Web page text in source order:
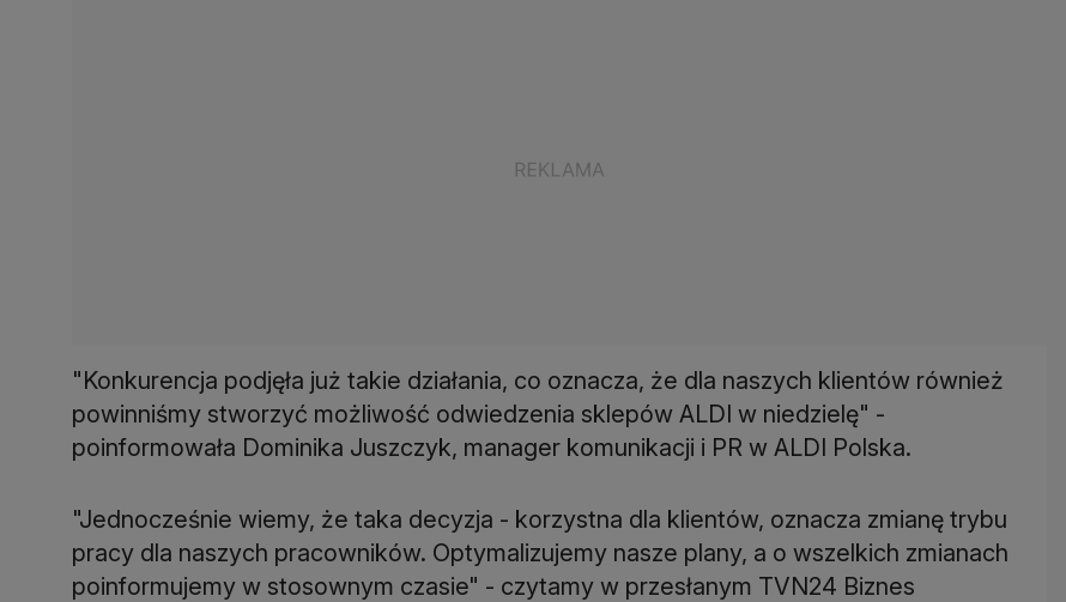
"Konkurencja podjęła już takie działania, co oznacza, że dla naszych klientów również
powinniśmy stworzyć możliwość odwiedzenia sklepów ALDI w niedzielę" -
poinformowała Dominika Juszczyk, manager komunikacji i PR w ALDI Polska.
"Jednocześnie wiemy, że taka decyzja - korzystna dla klientów, oznacza zmianę trybu
pracy dla naszych pracowników. Optymalizujemy nasze plany, a o wszelkich zmianach
poinformujemy w stosownym czasie" - czytamy w przesłanym TVN24 Biznes